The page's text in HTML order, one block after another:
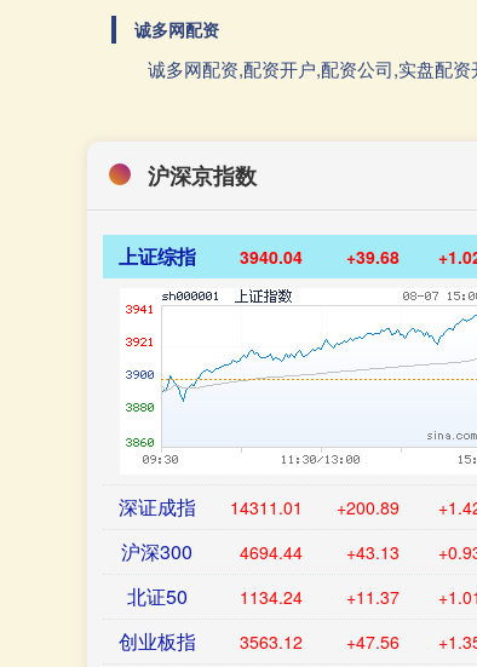
诚多网配资
诚多网配资,配资开户,配资公司,实盘配
沪深京指数
上证综指 3940.04 +39.68
深证成指 14311.01 +200.89
沪深300 4694.44 +43.13
北证50 1134.24 +11.37
创业板指 3563.12 +47.56